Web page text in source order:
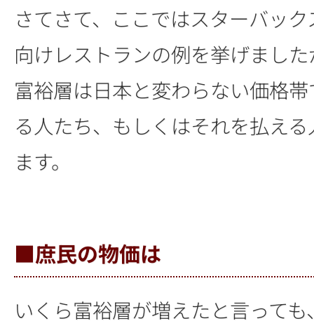
さてさて、ここではスターバッ
向けレストランの例を挙げまし
富裕層は日本と変わらない価格
る人たち、もしくはそれを払え
ます。
■庶民の物価は
いくら富裕層が増えたと言って